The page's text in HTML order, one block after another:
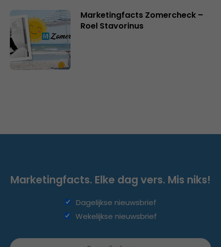
Marketingfacts Zomercheck –
Roel Stavorinus
Marketingfacts. Elke dag vers. Mis niks!
Dagelijkse nieuwsbrief
Wekelijkse nieuwsbrief